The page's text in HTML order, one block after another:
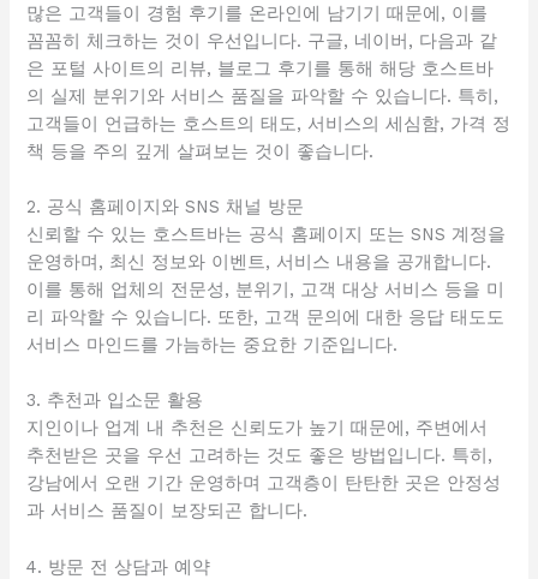
많은 고객들이 경험 후기를 온라인에 남기기 때문에, 이를
꼼꼼히 체크하는 것이 우선입니다. 구글, 네이버, 다음과 같
은 포털 사이트의 리뷰, 블로그 후기를 통해 해당 호스트바
의 실제 분위기와 서비스 품질을 파악할 수 있습니다. 특히,
고객들이 언급하는 호스트의 태도, 서비스의 세심함, 가격 정
책 등을 주의 깊게 살펴보는 것이 좋습니다.
2. 공식 홈페이지와 SNS 채널 방문
신뢰할 수 있는 호스트바는 공식 홈페이지 또는 SNS 계정을
운영하며, 최신 정보와 이벤트, 서비스 내용을 공개합니다.
이를 통해 업체의 전문성, 분위기, 고객 대상 서비스 등을 미
리 파악할 수 있습니다. 또한, 고객 문의에 대한 응답 태도도
서비스 마인드를 가늠하는 중요한 기준입니다.
3. 추천과 입소문 활용
지인이나 업계 내 추천은 신뢰도가 높기 때문에, 주변에서
추천받은 곳을 우선 고려하는 것도 좋은 방법입니다. 특히,
강남에서 오랜 기간 운영하며 고객층이 탄탄한 곳은 안정성
과 서비스 품질이 보장되곤 합니다.
4. 방문 전 상담과 예약